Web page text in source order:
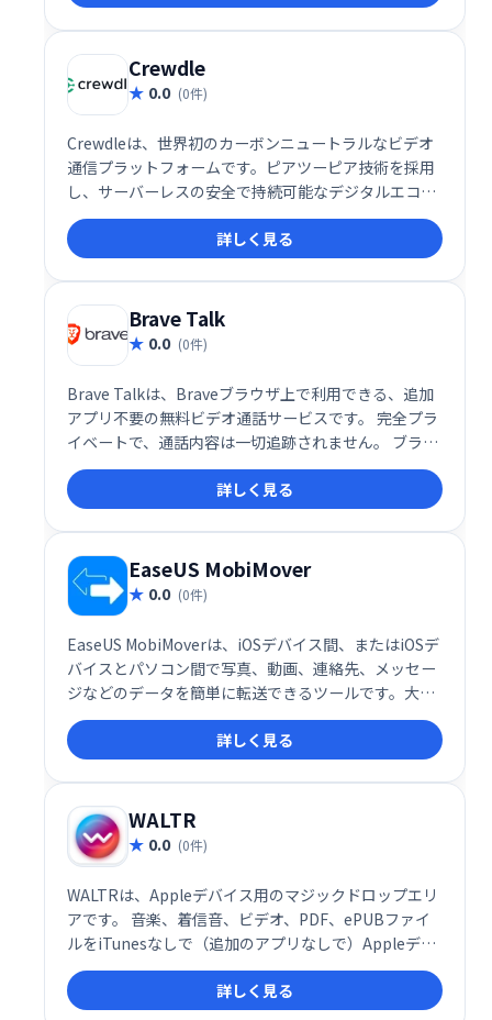
Crewdle
0.0 (0件)
Crewdleは、世界初のカーボンニュートラルなビデオ
通信プラットフォームです。ピアツーピア技術を採用
し、サーバーレスの安全で持続可能なデジタルエコシ
ステムを実現しました。従来のビデオ会議システムと
は異なり、環境への負荷を最小限に抑えながら、高品
質なコミュニケーションを提供します。一度の会話で
地球に貢献できる、革新的なソリューションです。
詳しく見る
Brave Talk
0.0 (0件)
Brave Talkは、Braveブラウザ上で利用できる、追加
アプリ不要の無料ビデオ通話サービスです。 完全プラ
イベートで、通話内容は一切追跡されません。 ブラウ
ザだけで手軽に、安心してビデオ通話をお楽しみくだ
さい。
詳しく見る
EaseUS MobiMover
0.0 (0件)
EaseUS MobiMoverは、iOSデバイス間、またはiOSデ
バイスとパソコン間で写真、動画、連絡先、メッセー
ジなどのデータを簡単に転送できるツールです。大切
なデータをスムーズに移動し、デバイス間のデータ管
理を効率化します。
詳しく見る
WALTR
0.0 (0件)
WALTRは、Appleデバイス用のマジックドロップエリ
アです。 音楽、着信音、ビデオ、PDF、ePUBファイ
ルをiTunesなしで（追加のアプリなしで）Appleデバ
イスにドラッグアンドドロップします。
詳しく見る